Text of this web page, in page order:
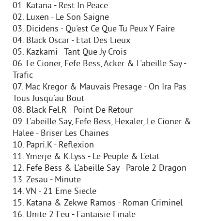
01. Katana - Rest In Peace
02. Luxen - Le Son Saigne
03. Dicidens - Qu'est Ce Que Tu Peux Y Faire
04. Black Oscar - Etat Des Lieux
05. Kazkami - Tant Que Jy Crois
06. Le Cioner, Fefe Bess, Acker & L'abeille Say -
Trafic
07. Mac Kregor & Mauvais Presage - On Ira Pas
Tous Jusqu'au Bout
08. Black Fel.R - Point De Retour
09. L'abeille Say, Fefe Bess, Hexaler, Le Cioner &
Halee - Briser Les Chaines
10. Papri.K - Reflexion
11. Ymerje & K.Lyss - Le Peuple & L'etat
12. Fefe Bess & L'abeille Say - Parole 2 Dragon
13. Zesau - Minute
14. VN - 21 Eme Siecle
15. Katana & Zekwe Ramos - Roman Criminel
16. Unite 2 Feu - Fantaisie Finale